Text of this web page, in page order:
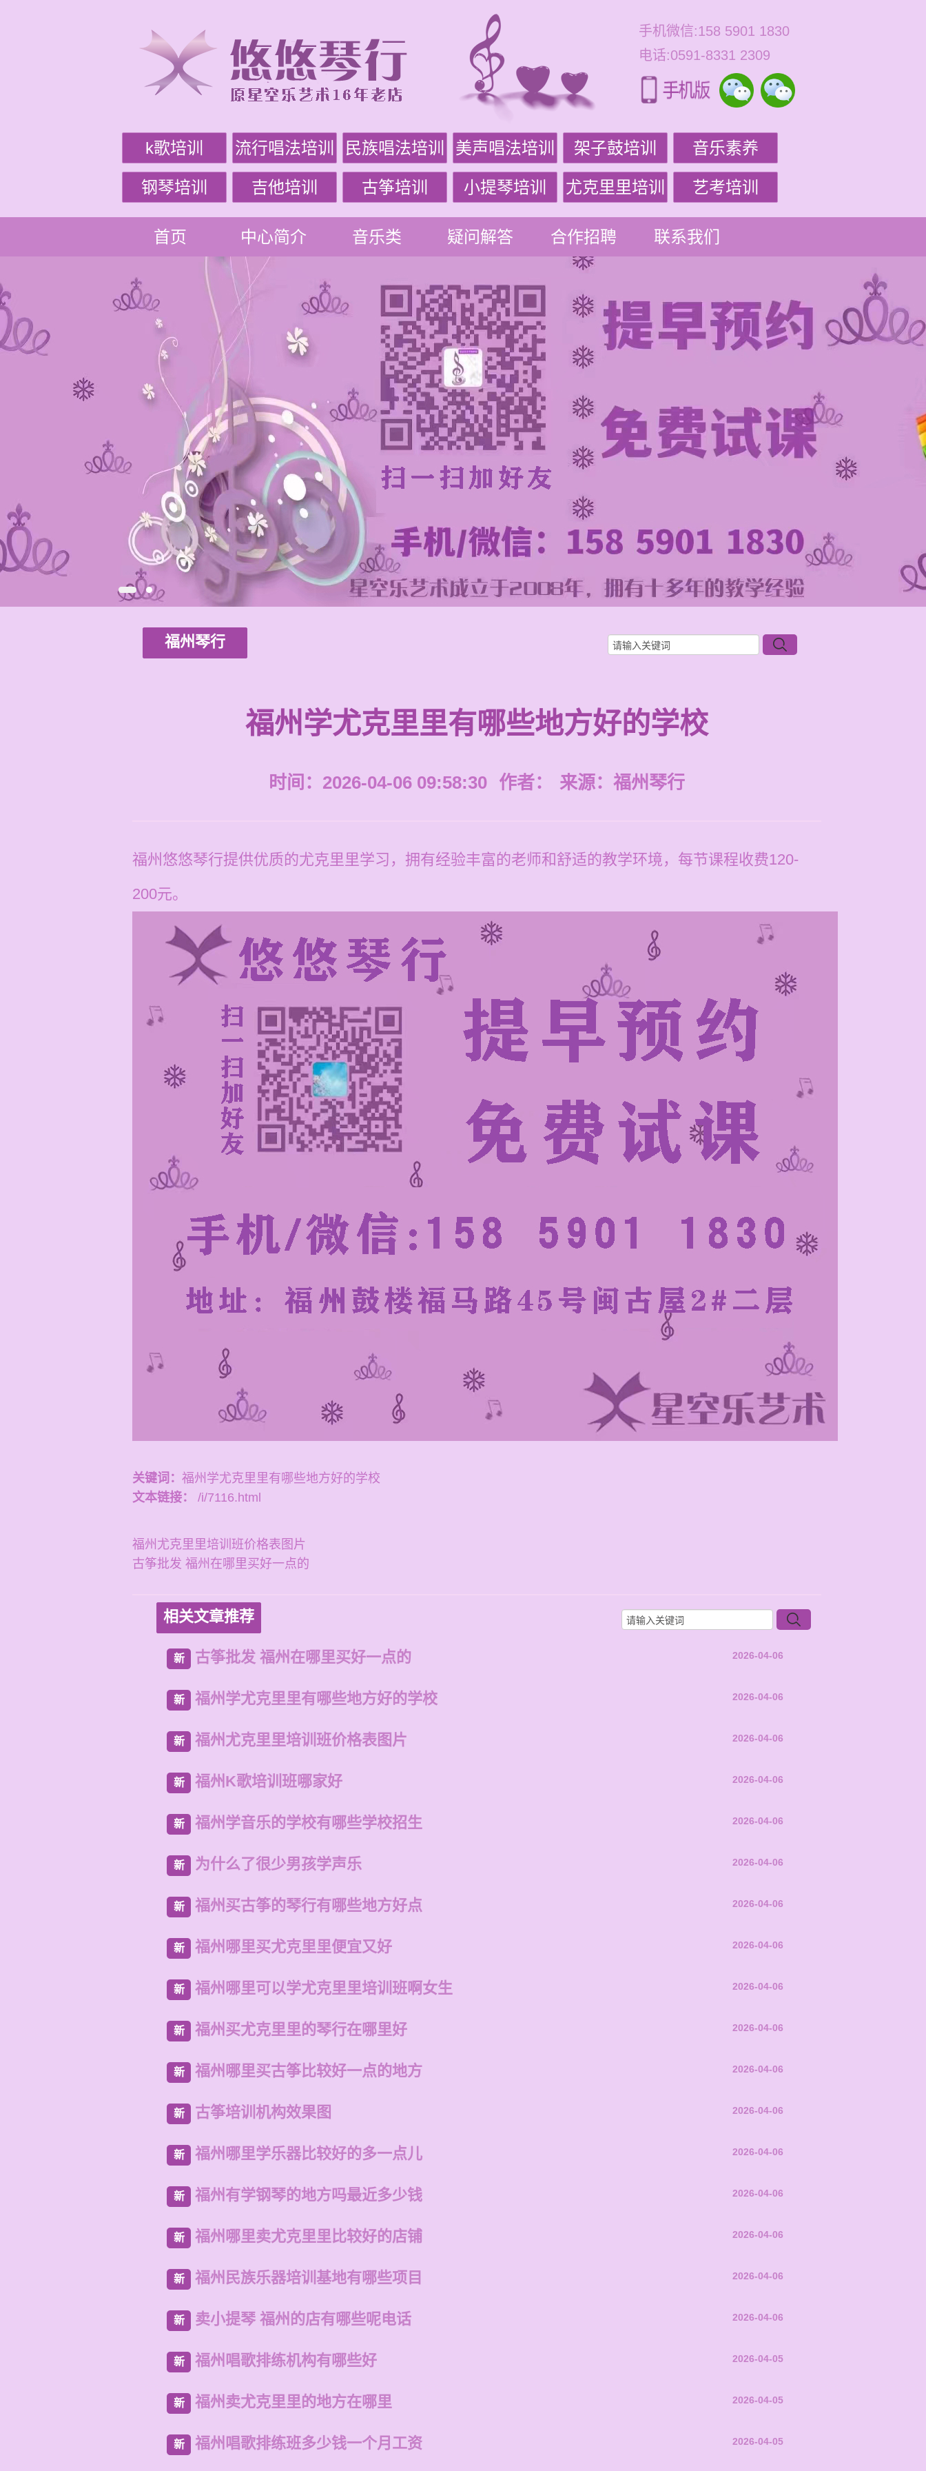
手机微信:158 5901 1830
电话:0591-8331 2309
k歌培训 流行唱法培训 民族唱法培训 美声唱法培训 架子鼓培训 音乐素养
钢琴培训 吉他培训 古筝培训 小提琴培训 尤克里里培训 艺考培训
首页 中心简介 音乐类 疑问解答 合作招聘 联系我们
福州琴行
福州学尤克里里有哪些地方好的学校
时间：2026-04-06 09:58:30 作者： 来源： 福州琴行
福州悠悠琴行提供优质的尤克里里学习，拥有经验丰富的老师和舒适的教学环境，每节课程收费120-
200元。
关键词： 福州学尤克里里有哪些地方好的学校
文本链接：
/i/7116.html
福州尤克里里培训班价格表图片
古筝批发 福州在哪里买好一点的
相关文章推荐
新 古筝批发 福州在哪里买好一点的 2026-04-06
新 福州学尤克里里有哪些地方好的学校 2026-04-06
新 福州尤克里里培训班价格表图片 2026-04-06
新 福州K歌培训班哪家好 2026-04-06
新 福州学音乐的学校有哪些学校招生 2026-04-06
新 为什么了很少男孩学声乐 2026-04-06
新 福州买古筝的琴行有哪些地方好点 2026-04-06
新 福州哪里买尤克里里便宜又好 2026-04-06
新 福州哪里可以学尤克里里培训班啊女生 2026-04-06
新 福州买尤克里里的琴行在哪里好 2026-04-06
新 福州哪里买古筝比较好一点的地方 2026-04-06
新 古筝培训机构效果图 2026-04-06
新 福州哪里学乐器比较好的多一点儿 2026-04-06
新 福州有学钢琴的地方吗最近多少钱 2026-04-06
新 福州哪里卖尤克里里比较好的店铺 2026-04-06
新 福州民族乐器培训基地有哪些项目 2026-04-06
新 卖小提琴 福州的店有哪些呢电话 2026-04-06
新 福州唱歌排练机构有哪些好 2026-04-05
新 福州卖尤克里里的地方在哪里 2026-04-05
新 福州唱歌排练班多少钱一个月工资 2026-04-05